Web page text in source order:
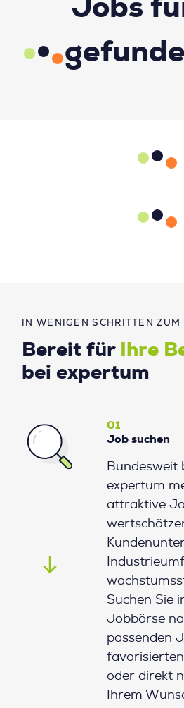
IN WENIGEN SCHRITTEN
Bereit für
Ihre
bei expertum
01
Job suchen
Bundesweit
expertum
attraktive
Suchen Sie
Jobbörse
passenden
oder direkt
Ihrem